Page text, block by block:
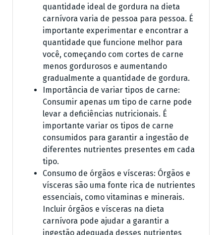
quantidade ideal de gordura na dieta
carnívora varia de pessoa para pessoa. É
importante experimentar e encontrar a
quantidade que funcione melhor para
você, começando com cortes de carne
menos gordurosos e aumentando
gradualmente a quantidade de gordura.
Importância de variar tipos de carne:
Consumir apenas um tipo de carne pode
levar a deficiências nutricionais. É
importante variar os tipos de carne
consumidos para garantir a ingestão de
diferentes nutrientes presentes em cada
tipo.
Consumo de órgãos e vísceras: Órgãos e
vísceras são uma fonte rica de nutrientes
essenciais, como vitaminas e minerais.
Incluir órgãos e vísceras na dieta
carnívora pode ajudar a garantir a
ingestão adequada desses nutrientes